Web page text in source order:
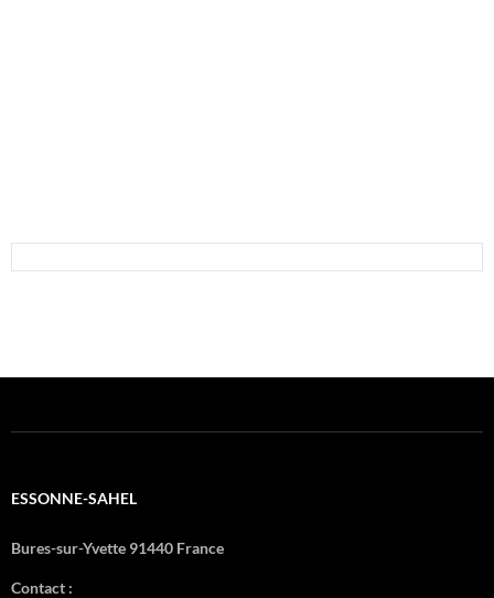
ESSONNE-SAHEL
Bures-sur-Yvette 91440 France
Contact :